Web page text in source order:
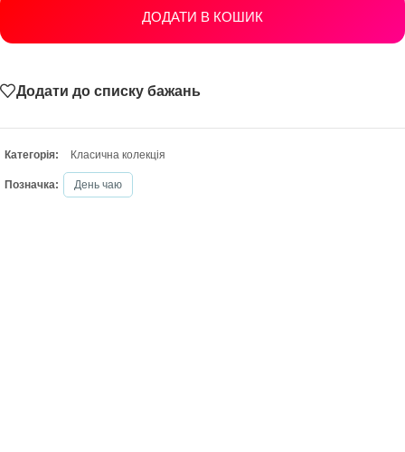
ДОДАТИ В КОШИК
Додати до списку бажань
Категорія: Класична колекція
Позначка: День чаю